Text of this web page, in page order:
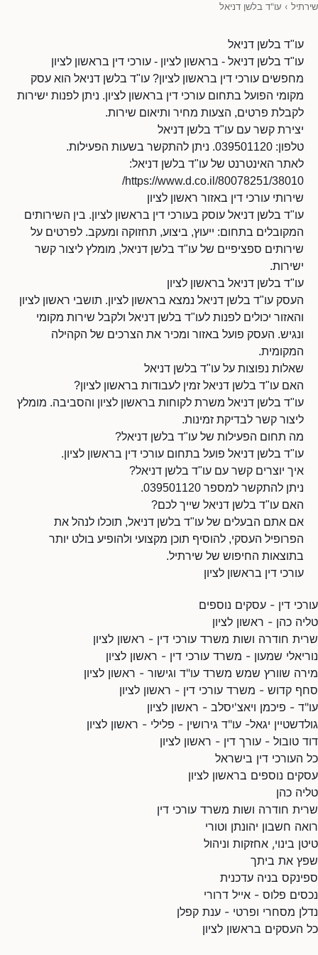
שירתיל › עו"ד בלשן דניאל
עו"ד בלשן דניאל
עו"ד בלשן דניאל - בראשון לציון - עורכי דין בראשון לציון
מחפשים עורכי דין בראשון לציון? עו"ד בלשן דניאל הוא עסק
מקומי הפועל בתחום עורכי דין בראשון לציון. ניתן לפנות ישירות
לקבלת פרטים, הצעות מחיר ותיאום שירות.
יצירת קשר עם עו"ד בלשן דניאל
טלפון: 039501120. ניתן להתקשר בשעות הפעילות.
לאתר האינטרנט של עו"ד בלשן דניאל:
https://www.d.co.il/80078251/38010/
שירותי עורכי דין באזור ראשון לציון
עו"ד בלשן דניאל עוסק בעורכי דין בראשון לציון. בין השירותים
המקובלים בתחום: ייעוץ, ביצוע, תחזוקה ומעקב. לפרטים על
שירותים ספציפיים של עו"ד בלשן דניאל, מומלץ ליצור קשר
ישירות.
עו"ד בלשן דניאל בראשון לציון
העסק עו"ד בלשן דניאל נמצא בראשון לציון. תושבי ראשון לציון
והאזור יכולים לפנות לעו"ד בלשן דניאל ולקבל שירות מקומי
ונגיש. העסק פועל באזור ומכיר את הצרכים של הקהילה
המקומית.
שאלות נפוצות על עו"ד בלשן דניאל
האם עו"ד בלשן דניאל זמין לעבודות בראשון לציון?
עו"ד בלשן דניאל משרת לקוחות בראשון לציון והסביבה. מומלץ
ליצור קשר לבדיקת זמינות.
מה תחום הפעילות של עו"ד בלשן דניאל?
עו"ד בלשן דניאל פועל בתחום עורכי דין בראשון לציון.
איך יוצרים קשר עם עו"ד בלשן דניאל?
ניתן להתקשר למספר 039501120.
האם עו"ד בלשן דניאל שייך לכם?
אם אתם הבעלים של עו"ד בלשן דניאל, תוכלו לנהל את
הפרופיל העסקי, להוסיף תוכן מקצועי ולהופיע בולט יותר
בתוצאות החיפוש של שירתיל.
עורכי דין בראשון לציון
עורכי דין - עסקים נוספים
טליה כהן - ראשון לציון
שרית חודרה ושות משרד עורכי דין - ראשון לציון
נוריאלי שמעון - משרד עורכי דין - ראשון לציון
מירה שוורץ שמש משרד עו"ד וגישור - ראשון לציון
סחף קדוש - משרד עורכי דין - ראשון לציון
עו"ד - פיכמן ויאצ'יסלב - ראשון לציון
גולדשטיין יגאל- עו"ד גירושין - פלילי - ראשון לציון
דוד טובול - עורך דין - ראשון לציון
כל העורכי דין בישראל
עסקים נוספים בראשון לציון
טליה כהן
שרית חודרה ושות משרד עורכי דין
רואה חשבון יהונתן וטורי
טיטן בינוי, אחזקות וניהול
שפץ את ביתך
ספינקס בניה עדכנית
נכסים פלוס - אייל דרורי
נדלן מסחרי ופרטי - ענת קפלן
כל העסקים בראשון לציון